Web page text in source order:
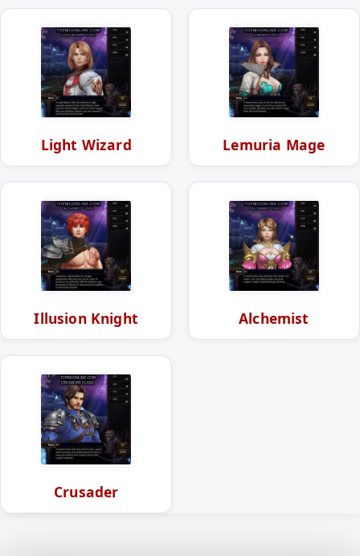
Light Wizard Lemuria Mage
Illusion Knight Alchemist
Crusader